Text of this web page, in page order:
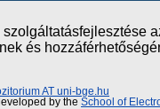
és
AT uni-bge.hu
by the School of